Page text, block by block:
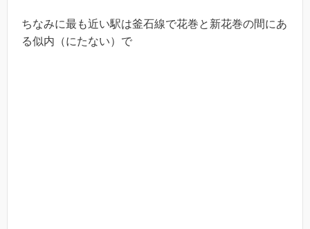
ちなみに最も近い駅は釜石線で花巻と新花巻の間にあ
る似内（にたない）で